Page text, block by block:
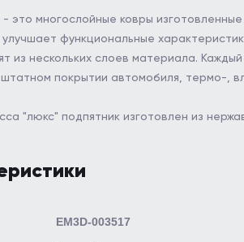
- это многослойные ковры
улучшает функциональные
из нескольких слоев материала.
покрытии автомобиля, термо-,
"люкс" подпятник изготовлен из
EM3D-003517